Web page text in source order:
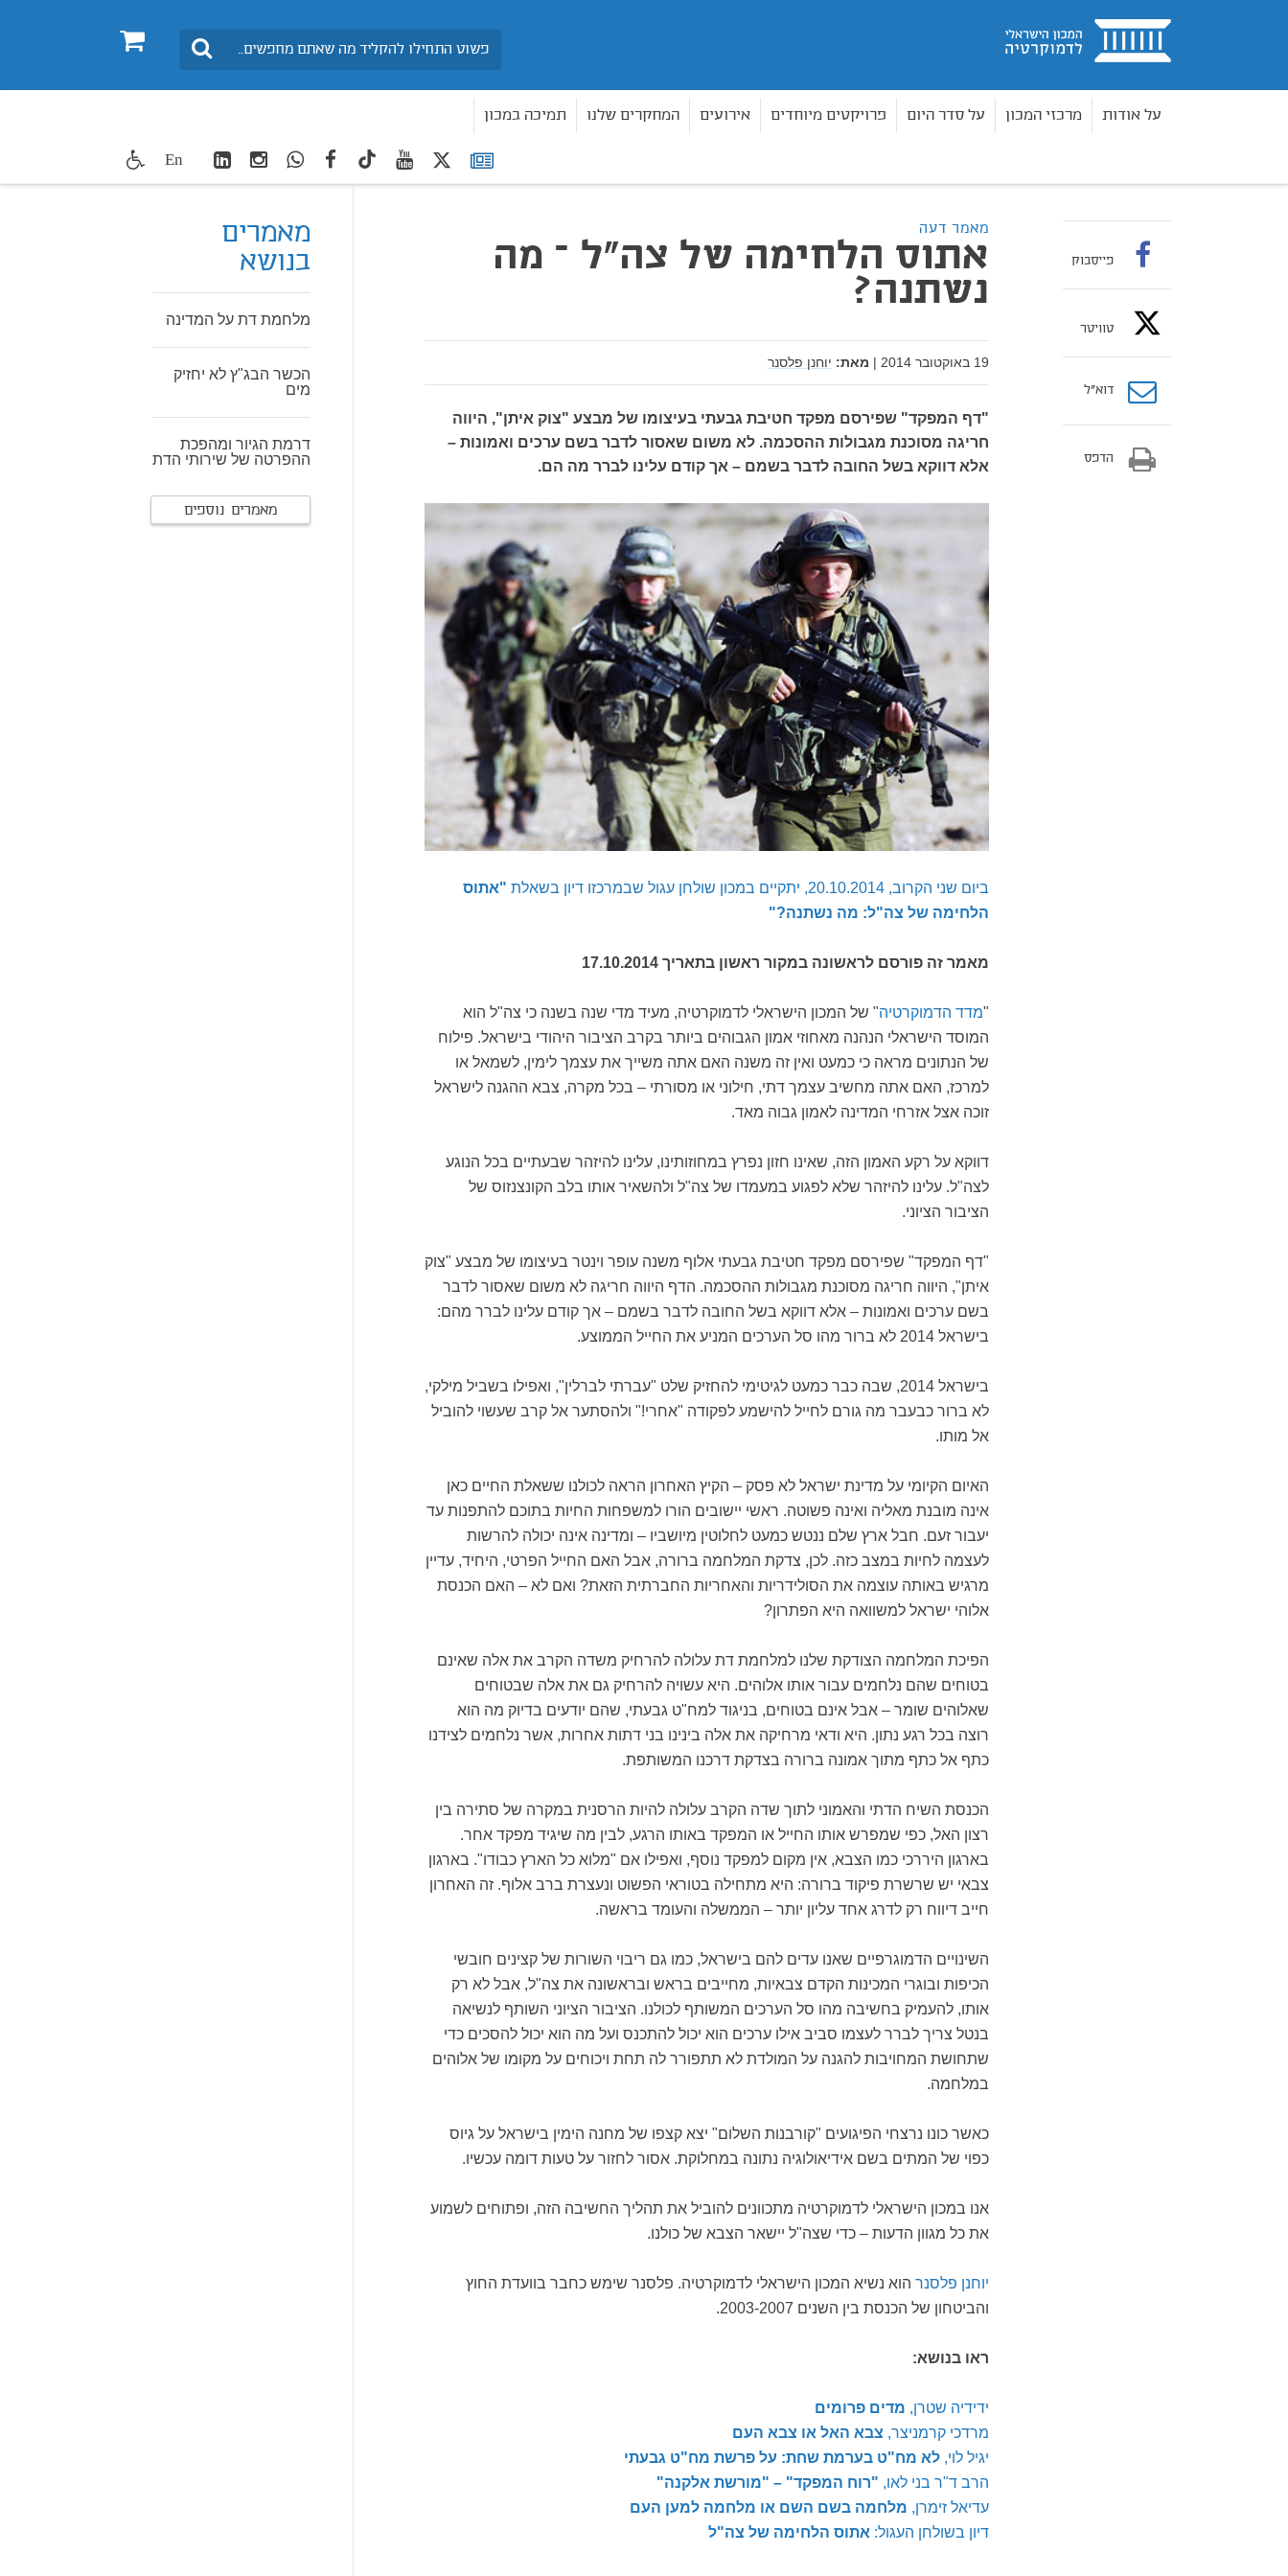
בית 0 חיפוש
על אודות מרכזי המכון על סדר היום פרויקטים מיוחדים אירועים המחקרים שלנו תמיכה במכון
רשימת
תפוצה
twitter
youtube
TikTok
facebook
WhatsApp
Instagram
LinkedIn
En
מאמר דעה
אתוס הלחימה של צה"ל – מה
נשתנה?
19 באוקטובר 2014 | מאת: יוחנן פלסנר
"דף המפקד" שפירסם מפקד חטיבת גבעתי בעיצומו של מבצע "צוק איתן", היווה
חריגה מסוכנת מגבולות ההסכמה. לא משום שאסור לדבר בשם ערכים ואמונות –
אלא דווקא בשל החובה לדבר בשמם – אך קודם עלינו לברר מה הם.
ביום שני הקרוב, 20.10.2014, יתקיים במכון שולחן עגול שבמרכזו דיון בשאלת
"אתוס
הלחימה של צה"ל: מה נשתנה?"
מאמר זה פורסם לראשונה במקור ראשון בתאריך 17.10.2014
"מדד הדמוקרטיה" של המכון הישראלי לדמוקרטיה, מעיד מדי שנה בשנה כי צה"ל הוא
המוסד הישראלי הנהנה מאחוזי אמון הגבוהים ביותר בקרב הציבור היהודי בישראל. פילוח
של הנתונים מראה כי כמעט ואין זה משנה האם אתה משייך את עצמך לימין, לשמאל או
למרכז, האם אתה מחשיב עצמך דתי, חילוני או מסורתי – בכל מקרה, צבא ההגנה לישראל
זוכה אצל אזרחי המדינה לאמון גבוה מאד.
דווקא על רקע האמון הזה, שאינו חזון נפרץ במחוזותינו, עלינו להיזהר שבעתיים בכל הנוגע
לצה"ל. עלינו להיזהר שלא לפגוע במעמדו של צה"ל ולהשאיר אותו בלב הקונצנזוס של
הציבור הציוני.
"דף המפקד" שפירסם מפקד חטיבת גבעתי אלוף משנה עופר וינטר בעיצומו של מבצע "צוק
איתן", היווה חריגה מסוכנת מגבולות ההסכמה. הדף היווה חריגה לא משום שאסור לדבר
בשם ערכים ואמונות – אלא דווקא בשל החובה לדבר בשמם – אך קודם עלינו לברר מהם:
בישראל 2014 לא ברור מהו סל הערכים המניע את החייל הממוצע.
בישראל 2014, שבה כבר כמעט לגיטימי להחזיק שלט "עברתי לברלין", ואפילו בשביל מילקי,
לא ברור כבעבר מה גורם לחייל להישמע לפקודה "אחרי!" ולהסתער אל קרב שעשוי להוביל
אל מותו.
האיום הקיומי על מדינת ישראל לא פסק – הקיץ האחרון הראה לכולנו ששאלת החיים כאן
אינה מובנת מאליה ואינה פשוטה. ראשי יישובים הורו למשפחות החיות בתוכם להתפנות עד
יעבור זעם. חבל ארץ שלם ננטש כמעט לחלוטין מיושביו – ומדינה אינה יכולה להרשות
לעצמה לחיות במצב כזה. לכן, צדקת המלחמה ברורה, אבל האם החייל הפרטי, היחיד, עדיין
מרגיש באותה עוצמה את הסולידריות והאחריות החברתית הזאת? ואם לא – האם הכנסת
אלוהי ישראל למשוואה היא הפתרון?
הפיכת המלחמה הצודקת שלנו למלחמת דת עלולה להרחיק משדה הקרב את אלה שאינם
בטוחים שהם נלחמים עבור אותו אלוהים. היא עשויה להרחיק גם את אלה שבטוחים
שאלוהים שומר – אבל אינם בטוחים, בניגוד למח"ט גבעתי, שהם יודעים בדיוק מה הוא
רוצה בכל רגע נתון. היא ודאי מרחיקה את אלה בינינו בני דתות אחרות, אשר נלחמים לצידנו
כתף אל כתף מתוך אמונה ברורה בצדקת דרכנו המשותפת.
הכנסת השיח הדתי והאמוני לתוך שדה הקרב עלולה להיות הרסנית במקרה של סתירה בין
רצון האל, כפי שמפרש אותו החייל או המפקד באותו הרגע, לבין מה שיגיד מפקד אחר.
בארגון היררכי כמו הצבא, אין מקום למפקד נוסף, ואפילו אם "מלוא כל הארץ כבודו". בארגון
צבאי יש שרשרת פיקוד ברורה: היא מתחילה בטוראי הפשוט ונעצרת ברב אלוף. זה האחרון
חייב דיווח רק לדרג אחד עליון יותר – הממשלה והעומד בראשה.
השינויים הדמוגרפיים שאנו עדים להם בישראל, כמו גם ריבוי השורות של קצינים חובשי
הכיפות ובוגרי המכינות הקדם צבאיות, מחייבים בראש ובראשונה את צה"ל, אבל לא רק
אותו, להעמיק בחשיבה מהו סל הערכים המשותף לכולנו. הציבור הציוני השותף לנשיאה
בנטל צריך לברר לעצמו סביב אילו ערכים הוא יכול להתכנס ועל מה הוא יכול להסכים כדי
שתחושת המחויבות להגנה על המולדת לא תתפורר לה תחת ויכוחים על מקומו של אלוהים
במלחמה.
כאשר כונו נרצחי הפיגועים "קורבנות השלום" יצא קצפו של מחנה הימין בישראל על גיוס
כפוי של המתים בשם אידיאולוגיה נתונה במחלוקת. אסור לחזור על טעות דומה עכשיו.
אנו במכון הישראלי לדמוקרטיה מתכוונים להוביל את תהליך החשיבה הזה, ופתוחים לשמוע
את כל מגוון הדעות – כדי שצה"ל יישאר הצבא של כולנו.
יוחנן פלסנר הוא נשיא המכון הישראלי לדמוקרטיה. פלסנר שימש כחבר בוועדת החוץ
והביטחון של הכנסת בין השנים 2003-2007.
ראו בנושא:
ידידיה שטרן, מדים פרומים
מרדכי קרמניצר, צבא האל או צבא העם
יגיל לוי, לא מח"ט בערמת שחת: על פרשת מח"ט גבעתי
הרב ד"ר בני לאו, "רוח המפקד" – "מורשת אלקנה"
עדיאל זימרן, מלחמה בשם השם או מלחמה למען העם
דיון בשולחן העגול: אתוס הלחימה של צה"ל
פייסבוק
טוויטר
דוא”ל
הדפס
מאמרים
בנושא
מלחמת דת על המדינה
הכשר הבג"ץ לא יחזיק
מים
דרמת הגיור ומהפכת
ההפרטה של שירותי הדת
מאמרים נוספים